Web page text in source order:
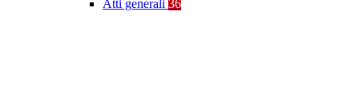
Atti generali 36